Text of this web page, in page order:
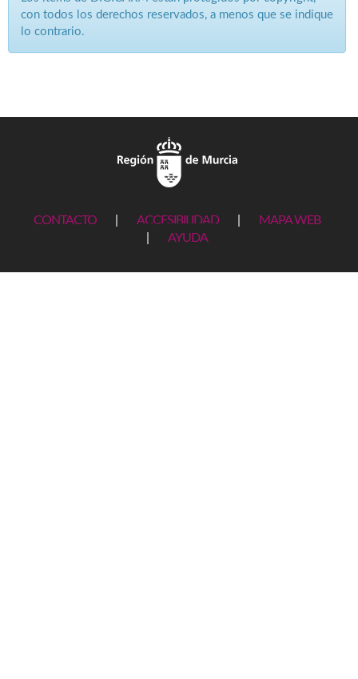
con todos los derechos reservados, a menos que se indique
lo contrario.
CONTACTO ACCESIBILIDAD
MAPA WEB
AYUDA